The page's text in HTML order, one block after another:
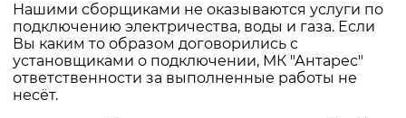
Нашими сборщиками не оказываются услуги по
подключению электричества, воды и газа. Если
Вы каким то образом договорились с
установщиками о подключении, МК "Антарес"
ответственности за выполненные работы не
несёт.